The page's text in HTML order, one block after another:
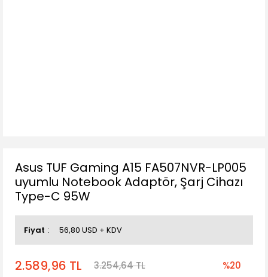
Asus TUF Gaming A15 FA507NVR-LP005
uyumlu Notebook Adaptör, Şarj Cihazı
Type-C 95W
Fiyat 56,80 USD + KDV
2.589,96 TL 3.254,64 TL %20